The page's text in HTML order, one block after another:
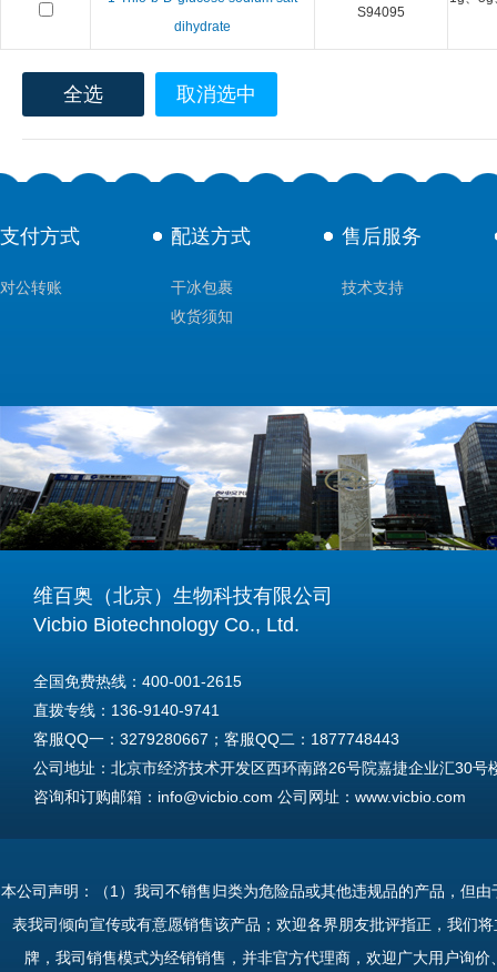
dihydrate
S94095
全选 取消选中
支付方式
对公转账
配送方式
干冰包裹
收货须知
售后服务
技术支持
维百奥（北京）生物科技有限公司
Vicbio Biotechnology Co., Ltd.
全国免费热线：400-001-2615
直拨专线：136-9140-9741
客服QQ一：3279280667；客服QQ二：1877748443
公司地址：北京市经济技术开发区西环南路26号院嘉捷企业汇30号
咨询和订购邮箱：info@vicbio.com 公司网址：www.vicbio.com
Tel: +86-13691409741
本公司声明：（1）我司不销售归类为危险品或其他违规品的产品，但
表我司倾向宣传或有意愿销售该产品；欢迎各界朋友批评指正，我们
牌，我司销售模式为经销销售，并非官方代理商，欢迎广大用户询